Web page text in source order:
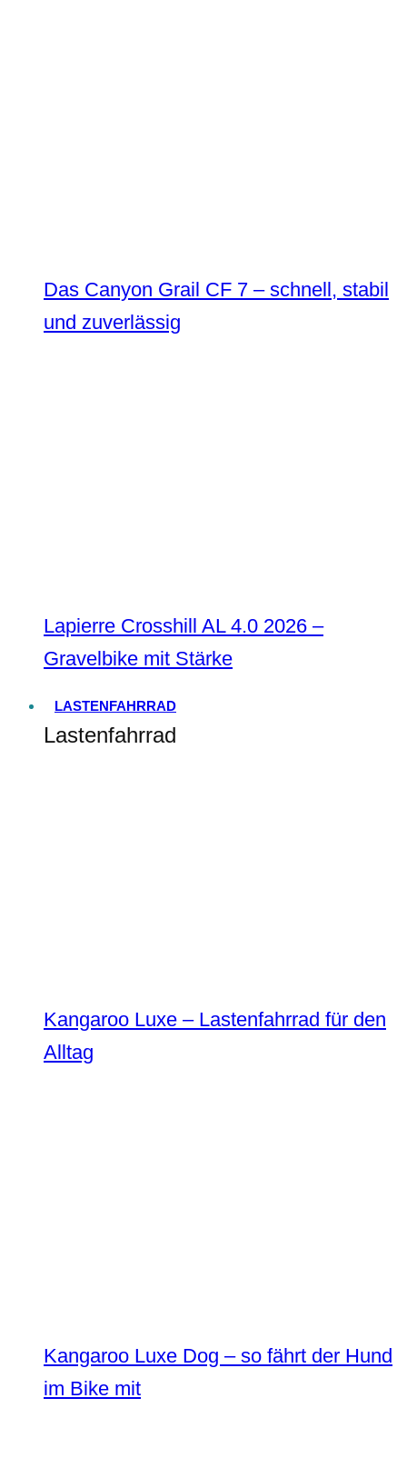
Das Canyon Grail CF 7 – schnell, stabil
und zuverlässig
Lapierre Crosshill AL 4.0 2026 –
Gravelbike mit Stärke
LASTENFAHRRAD
Lastenfahrrad
Kangaroo Luxe – Lastenfahrrad für den
Alltag
Kangaroo Luxe Dog – so fährt der Hund
im Bike mit